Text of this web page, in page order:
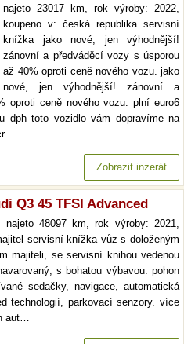
najeto 23017 km, rok výroby: 2022,
koupeno v: česká republika servisní
knížka jako nové, jen výhodnější!
zánovní a předváděcí vozy s úsporou
až 40% oproti ceně nového vozu. jako
nové, jen výhodnější! zánovní a
oproti ceně nového vozu. plní euro6
dph toto vozidlo vám dopravíme na
Zobrazit inzerát
Q3 45 TFSI Advanced
48097 km, rok výroby: 2021,
servisní knížka vůz s doloženým
majiteli, se servisní knihou vedenou
s bohatou výbavou: pohon
sedačky, navigace, automatická
technologií, parkovací senzory. více
aut…